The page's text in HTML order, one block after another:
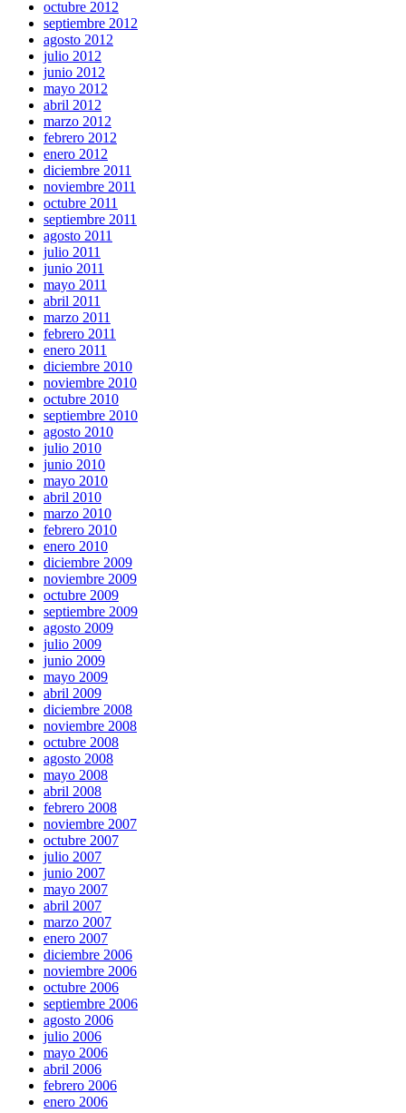
octubre 2012
septiembre 2012
agosto 2012
julio 2012
junio 2012
mayo 2012
abril 2012
marzo 2012
febrero 2012
enero 2012
diciembre 2011
noviembre 2011
octubre 2011
septiembre 2011
agosto 2011
julio 2011
junio 2011
mayo 2011
abril 2011
marzo 2011
febrero 2011
enero 2011
diciembre 2010
noviembre 2010
octubre 2010
septiembre 2010
agosto 2010
julio 2010
junio 2010
mayo 2010
abril 2010
marzo 2010
febrero 2010
enero 2010
diciembre 2009
noviembre 2009
octubre 2009
septiembre 2009
agosto 2009
julio 2009
junio 2009
mayo 2009
abril 2009
diciembre 2008
noviembre 2008
octubre 2008
agosto 2008
mayo 2008
abril 2008
febrero 2008
noviembre 2007
octubre 2007
julio 2007
junio 2007
mayo 2007
abril 2007
marzo 2007
enero 2007
diciembre 2006
noviembre 2006
octubre 2006
septiembre 2006
agosto 2006
julio 2006
mayo 2006
abril 2006
febrero 2006
enero 2006